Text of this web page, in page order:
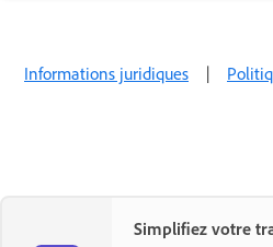
Informations juridiques |
Simplifiez votre